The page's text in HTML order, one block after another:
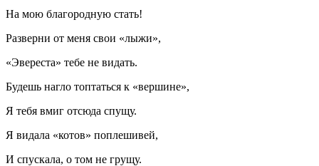
На мою благородную стать!
Разверни от меня свои «лыжи»,
«Эвереста» тебе не видать.
Будешь нагло топтаться к «вершине»,
Я тебя вмиг отсюда спущу.
Я видала «котов» поплешивей,
И спускала, о том не грущу.